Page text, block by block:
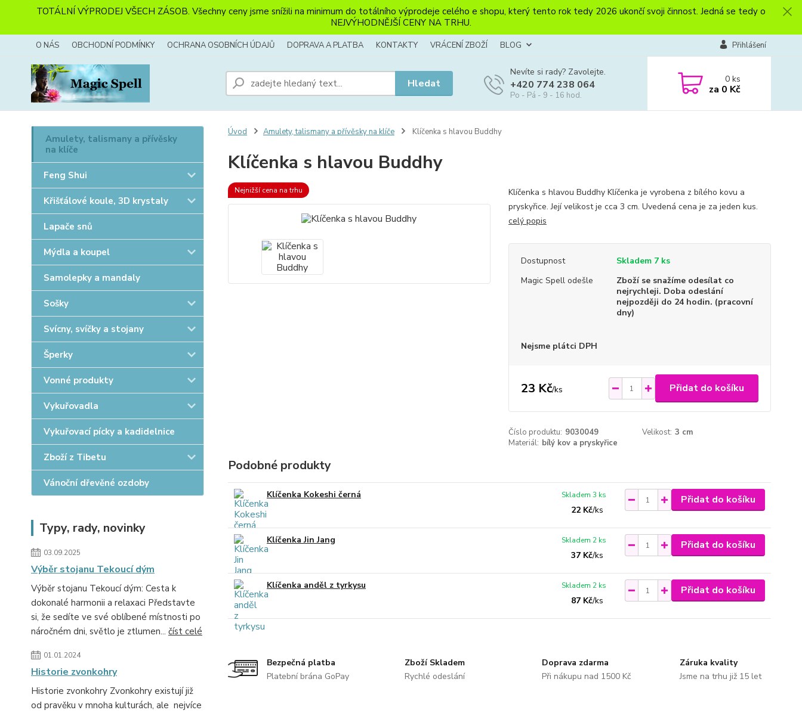
TOTÁLNÍ VÝPRODEJ VŠECH ZÁSOB. Všechny ceny jsme snížili na minimum do totálního výprodeje celého e shopu, který tento rok tedy 2026 ukončí svoji činnost. Jedná se tedy o
NEJVÝHODNĚJŠÍ CENY NA TRHU.
O NÁS OBCHODNÍ PODMÍNKY OCHRANA OSOBNÍCH ÚDAJŮ DOPRAVA A PLATBA KONTAKTY VRÁCENÍ ZBOŽÍ BLOG Přihlášení
Hledat
Nevíte si rady? Zavolejte.
+420 774 238 064
Po - Pá - 9 - 16 hod.
0ks
za 0 Kč
Amulety, talismany a přívěsky
na klíče
Feng Shui
Křišťálové koule, 3D krystaly
Lapače snů
Mýdla a koupel
Samolepky a mandaly
Sošky
Svícny, svíčky a stojany
Šperky
Vonné produkty
Vykuřovadla
Vykuřovací pícky a kadidelnice
Zboží z Tibetu
Vánoční dřevěné ozdoby
Typy, rady, novinky
03.09.2025
Výběr stojanu Tekoucí dým
Výběr stojanu Tekoucí dým: Cesta k
dokonalé harmonii a relaxaci Představte
si, že sedíte ve své oblíbené místnosti po
náročném dni, světlo je ztlumen... číst celé
01.01.2024
Historie zvonkohry
Historie zvonkohry Zvonkohry existují již
od pravěku v mnoha kulturách, ale nejvíce
Úvod Amulety, talismany a přívěsky na klíče Klíčenka s hlavou Buddhy
Klíčenka s hlavou Buddhy
Nejnižší cena na trhu
Klíčenka s hlavou Buddhy Klíčenka je vyrobena z bílého kovu a
pryskyřice. Její velikost je cca 3 cm. Uvedená cena je za jeden kus.
celý popis
Dostupnost
Skladem 7 ks
Magic Spell odešle
Zboží se snažíme odesílat co
nejrychleji. Doba odeslání
nejpozději do 24 hodin. (pracovní
dny)
Nejsme plátci DPH
23 Kč/ks Přidat do košíku
Číslo produktu: 9030049 Velikost: 3 cm
Materiál: bílý kov a pryskyřice
Podobné produkty
Klíčenka Kokeshi černá
22 Kč/ks
Skladem 3 ks Přidat do košíku
Klíčenka Jin Jang
37 Kč/ks
Skladem 2 ks Přidat do košíku
Klíčenka anděl z tyrkysu
87 Kč/ks
Skladem 2 ks Přidat do košíku
Bezpečná platba
Platební brána GoPay
Zboží Skladem
Rychlé odeslání
Doprava zdarma
Při nákupu nad 1500 Kč
Záruka kvality
Jsme na trhu již 15 let